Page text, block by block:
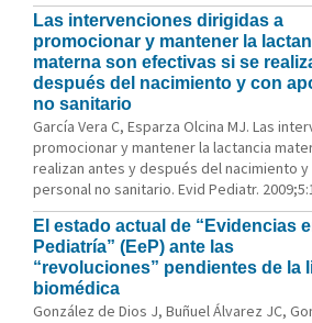
Las intervenciones dirigidas a
promocionar y mantener la
materna son efectivas si se
después del nacimiento y con
no sanitario
García Vera C, Esparza Olcina MJ. Las
promocionar y mantener la lactancia
realizan antes y después del nacimiento
personal no sanitario. Evid Pediatr.
El estado actual de “Evidencias
Pediatría” (EeP) ante las
“revoluciones” pendientes de la
biomédica
González de Dios J, Buñuel Álvarez JC,